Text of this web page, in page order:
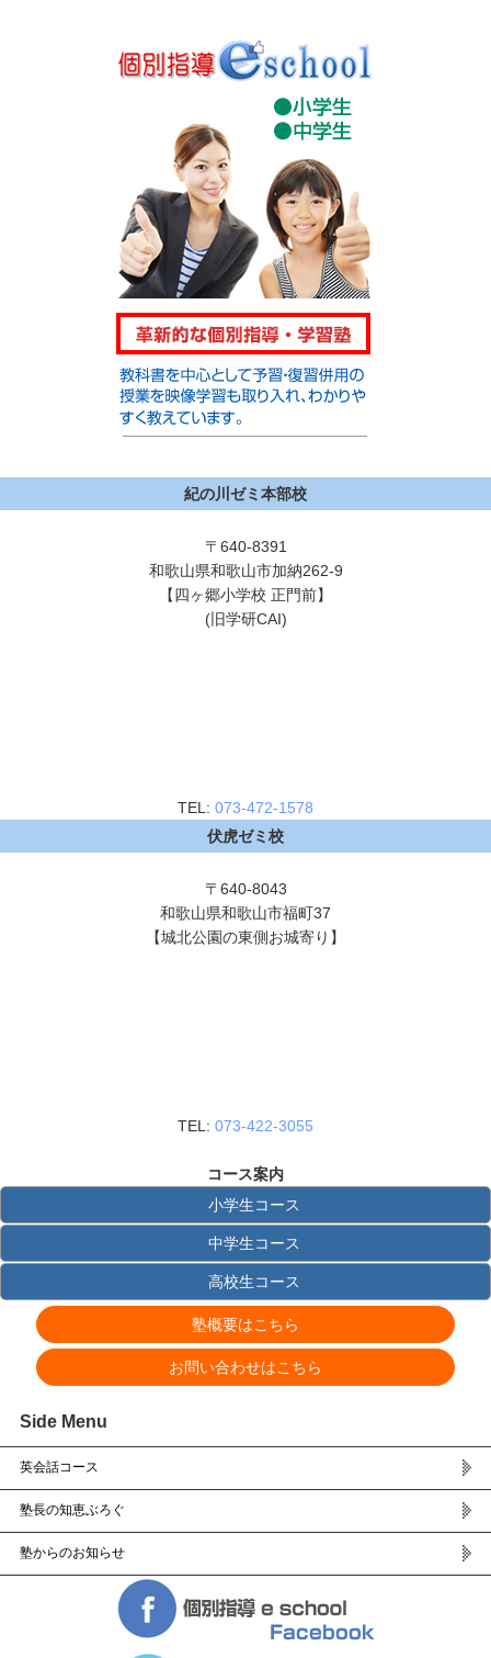
紀の川ゼミ本部校
〒640-8391
和歌山県和歌山市加納262-9
【四ヶ郷小学校 正門前】
(旧学研CAI)
TEL: 073-472-1578
伏虎ゼミ校
〒640-8043
和歌山県和歌山市福町37
【城北公園の東側お城寄り】
TEL: 073-422-3055
コース案内
小学生コース
中学生コース
高校生コース
塾概要はこちら
お問い合わせはこちら
Side Menu
英会話コース
塾長の知恵ぶろぐ
塾からのお知らせ